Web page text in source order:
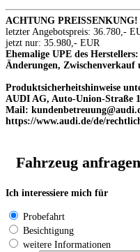
ACHTUNG PREISSENKUNG!
letzter Angebotspreis: 36.780,-
jetzt nur: 35.980,- EUR
Ehemalige UPE des
Änderungen,
Produktsicherheitshinweise
AUDI AG, Auto-Union-Straße
Mail:
https://www.audi.de/de/
Fahrzeug anfragen
Ich interessiere mich für
Probefahrt
Besichtigung
weitere Informationen